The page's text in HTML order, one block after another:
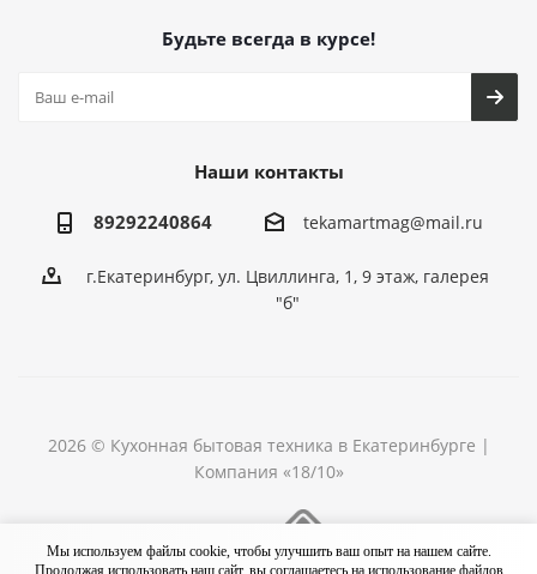
Будьте всегда в курсе!
Наши контакты
89292240864 tekamartmag@mail.ru
г.Екатеринбург, ул. Цвиллинга, 1, 9 этаж, галерея
"б"
2026 © Кухонная бытовая техника в Екатеринбурге |
Компания «18/10»
Мы используем файлы cookie, чтобы улучшить ваш опыт на нашем сайте.
Продолжая использовать наш сайт, вы соглашаетесь на использование файлов